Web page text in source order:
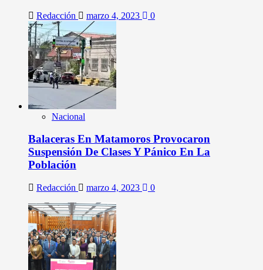
Redacción marzo 4, 2023 0
Nacional
Balaceras En Matamoros Provocaron
Suspensión De Clases Y Pánico En La
Población
Redacción marzo 4, 2023 0